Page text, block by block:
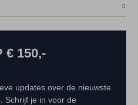
€ 150,-
updates over de nieuwste
Schrijf je in voor de